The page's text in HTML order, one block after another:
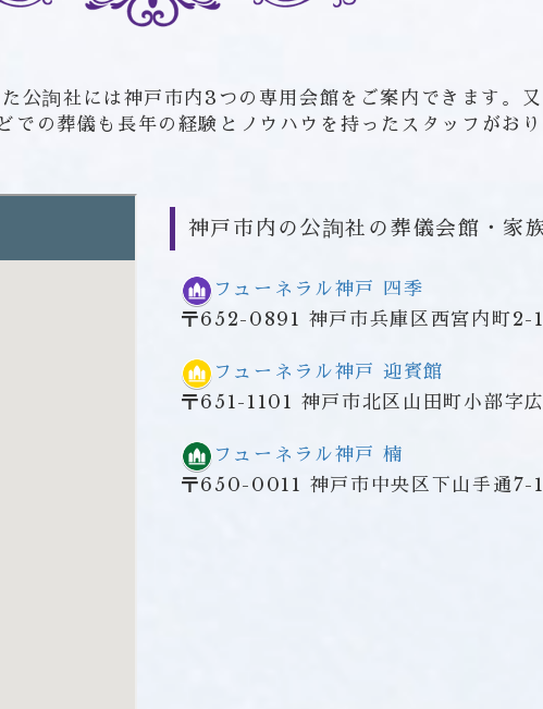
公詢社には神戸市内3つの専用会館をご案内できます。
での葬儀も長年の経験とノウハウを持ったスタッフがお
神戸市内の公詢社の葬儀会館・家
フューネラル神戸 四季
〒652-0891 神戸市兵庫区西宮内町2-
フューネラル神戸 迎賓館
〒651-1101 神戸市北区山田町小部字
フューネラル神戸 楠
〒650-0011 神戸市中央区下山手通7-